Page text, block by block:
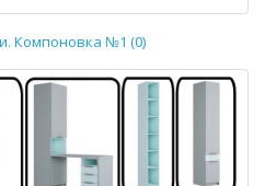
Компоновка №1 (0)